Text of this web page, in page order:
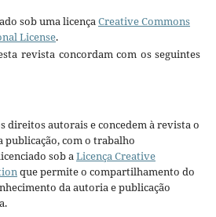
sob uma licençaCreative Commons
License.
revista concordam com os seguintes
direitos autorais e concedem à revista o
com o trabalho
sob aLicença Creative
que permite o compartilhamento do
da autoria e publicação